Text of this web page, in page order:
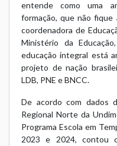
entende como uma
formação, que não fique
coordenadora de
Ministério da
educação integral está
projeto de nação
LDB, PNE e BNCC.
De acordo com dados
Regional Norte da
Programa Escola em
2023 e 2024, contou